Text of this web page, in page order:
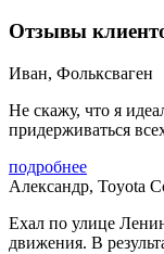
Отзывы
Иван, Фольксваген
Не скажу, что я
придерживаться
подробнее
Александр, Toyota
Ехал по улице
движения. В